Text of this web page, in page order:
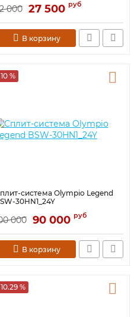
000 27 500 руб
В корзину
%
система Olympio Legend
30HN1_24Y
000 90 000 руб
В корзину
%